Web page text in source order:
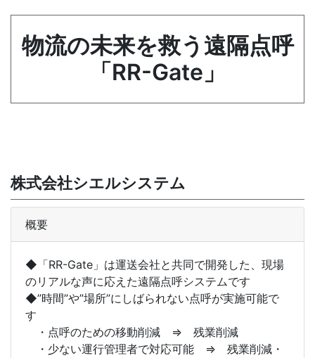
物流の未来を救う遠隔点呼
「RR-Gate」
株式会社シエルシステム
概要
◆「RR-Gate」は運送会社と共同で開発した、現場
のリアルな声に応えた遠隔点呼システムです
◆”時間”や”場所”にしばられない点呼が実施可能で
す
・点呼のための移動削減 ⇒ 残業削減
・少ない運行管理者で対応可能 ⇒ 残業削減・